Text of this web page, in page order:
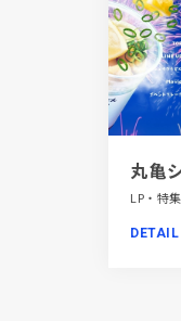
丸亀
DETAIL